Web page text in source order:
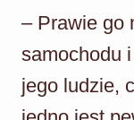
– Prawie go
samochodu
jego ludzie,